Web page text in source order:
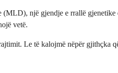
(MLD), një gjendje e rrallë
vetë.
Le të kalojmë nëpër gjithçka